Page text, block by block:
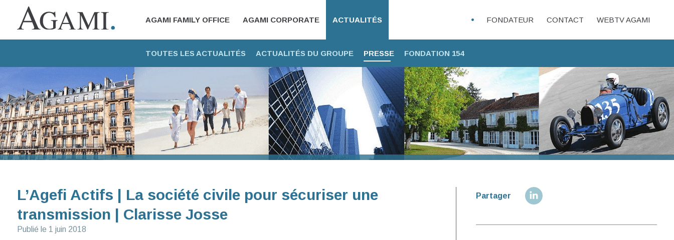
AGAMI FAMILY OFFICE AGAMI CORPORATE ACTUALITÉS FONDATEUR CONTACT WEBTV AGAMI
TOUTES LES ACTUALITÉS ACTUALITÉS DU GROUPE PRESSE FONDATION 154
L’Agefi Actifs | La société civile pour sécuriser une
transmission | Clarisse Josse
Publié le 1 juin 2018
Partager